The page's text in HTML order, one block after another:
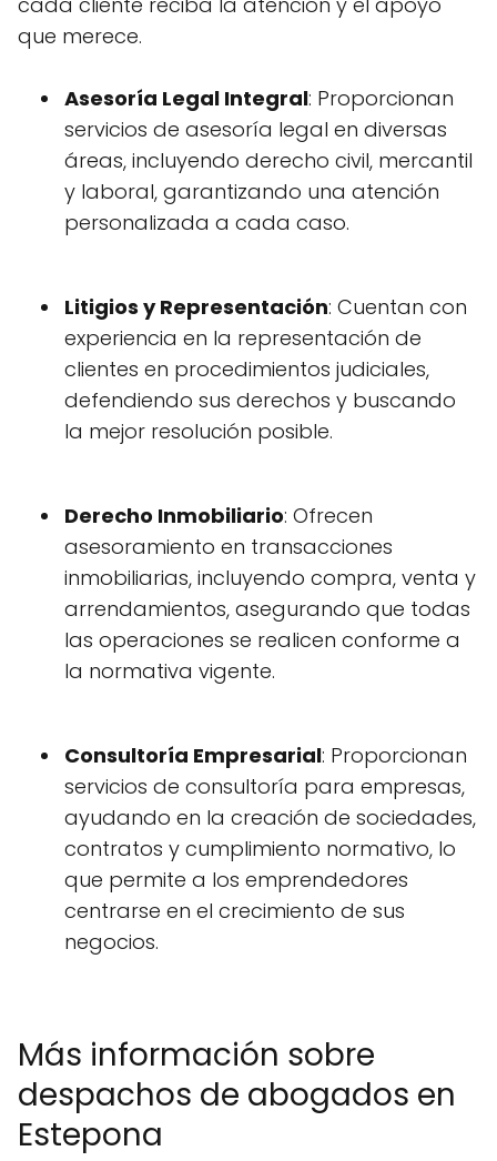
que merece.
Asesoría Legal Integral: Proporcionan
servicios de asesoría legal en diversas
áreas, incluyendo derecho civil, mercantil
y laboral, garantizando una atención
personalizada a cada caso.
Litigios y Representación: Cuentan con
experiencia en la representación de
clientes en procedimientos judiciales,
defendiendo sus derechos y buscando
la mejor resolución posible.
Derecho Inmobiliario: Ofrecen
asesoramiento en transacciones
inmobiliarias, incluyendo compra, venta y
arrendamientos, asegurando que todas
las operaciones se realicen conforme a
la normativa vigente.
Consultoría Empresarial: Proporcionan
servicios de consultoría para empresas,
ayudando en la creación de sociedades,
contratos y cumplimiento normativo, lo
que permite a los emprendedores
centrarse en el crecimiento de sus
negocios.
Más información sobre
despachos de abogados en
Estepona